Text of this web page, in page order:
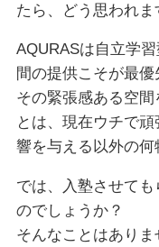
たら、どう思われま
AQURASは自立学
間の提供こそが最優
その緊張感ある空
とは、現在ウチで
響を与える以外の何
では、入塾させて
のでしょうか？
そんなことはあり